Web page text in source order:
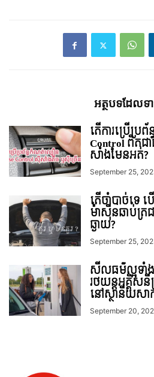
អត្ថបទ​ដែល​ទ
តើការប្រើប្
Control ពិត
សាំងមែនអត់?
September 25,
តើចាំបាច់ទេ
ម៉ាស៊ីនឆាប់ត្រជ
ឆ្ងាយ?
September 25,
សីលធម៌ល្អទាំង
រថយន្តអគ្គិស
នៅស្ថានីយសា
September 20,